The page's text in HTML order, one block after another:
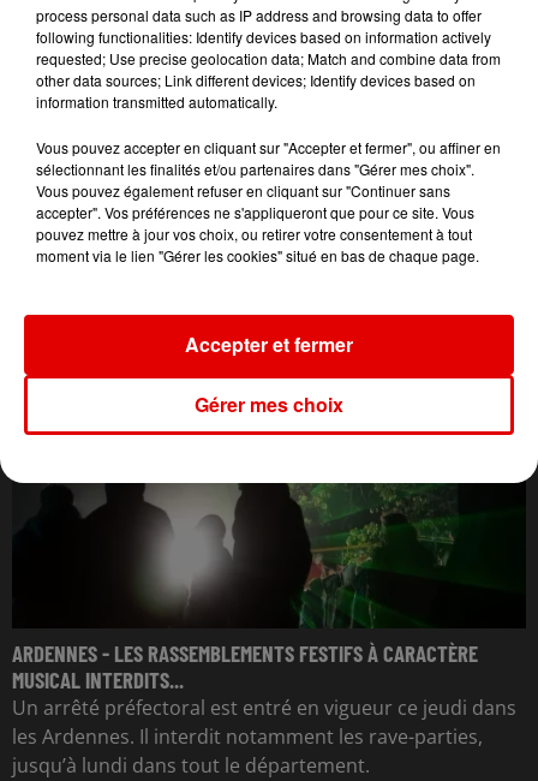
ARDENNES - LES RASSEMBLEMENTS FESTIFS À CARACTÈRE
MUSICAL INTERDITS...
Un arrêté préfectoral est entré en vigueur ce jeudi dans
les Ardennes. Il interdit notamment les rave-parties,
jusqu’à lundi dans tout le département.
process personal data such as IP address and browsing data to offer
following functionalities: Identify devices based on information actively
requested; Use precise geolocation data; Match and combine data from
other data sources; Link different devices; Identify devices based on
information transmitted automatically.
Vous pouvez accepter en cliquant sur "Accepter et fermer", ou affiner en
sélectionnant les finalités et/ou partenaires dans "Gérer mes choix".
Vous pouvez également refuser en cliquant sur "Continuer sans
accepter". Vos préférences ne s'appliqueront que pour ce site. Vous
pouvez mettre à jour vos choix, ou retirer votre consentement à tout
moment via le lien "Gérer les cookies" situé en bas de chaque page.
Gérer mes choix
Accepter et fermer